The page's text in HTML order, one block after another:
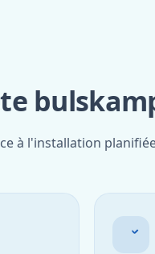
à l'installation